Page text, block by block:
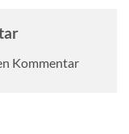
Kommentar